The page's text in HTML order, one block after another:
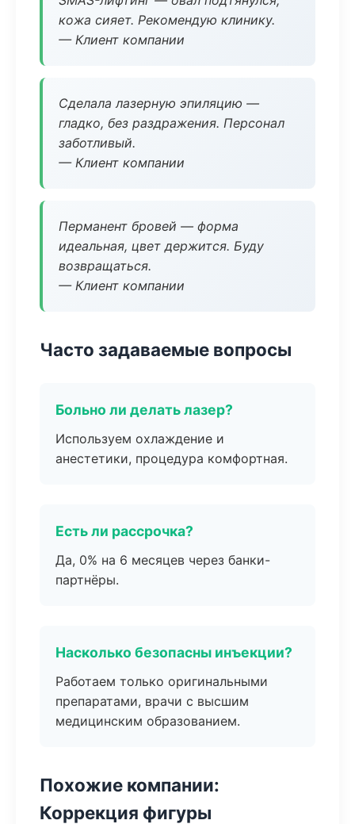
кожа сияет. Рекомендую клинику.
— Клиент компании
Сделала лазерную эпиляцию —
гладко, без раздражения. Персонал
заботливый.
— Клиент компании
Перманент бровей — форма
идеальная, цвет держится. Буду
возвращаться.
— Клиент компании
Часто задаваемые вопросы
Больно ли делать лазер?
Используем охлаждение и
анестетики, процедура комфортная.
Есть ли рассрочка?
Да, 0% на 6 месяцев через банки-
партнёры.
Насколько безопасны инъекции?
Работаем только оригинальными
препаратами, врачи с высшим
медицинским образованием.
Похожие компании:
Коррекция фигуры